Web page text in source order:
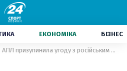
ЕКОНОМІКА БІЗНЕС
АПЛ призупинила угоду з російським транслятором Rambler